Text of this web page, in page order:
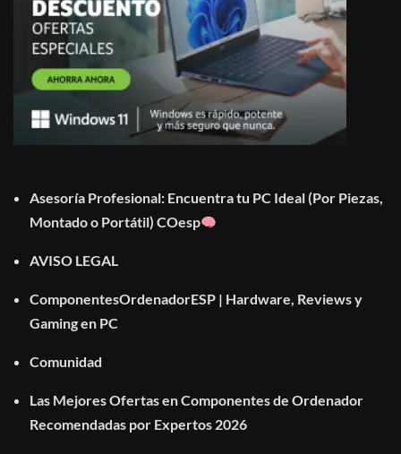
Asesoría Profesional: Encuentra tu PC Ideal (Por Piezas,
Montado o Portátil) COesp
AVISO LEGAL
ComponentesOrdenadorESP | Hardware, Reviews y
Gaming en PC
Comunidad
Las Mejores Ofertas en Componentes de Ordenador
Recomendadas por Expertos 2026